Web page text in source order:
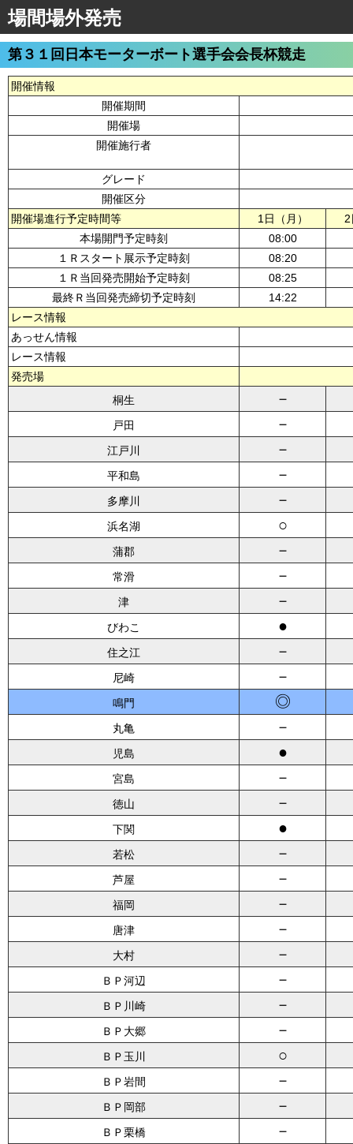
場間場外発売
第３１回日本モーターボート選手会会長杯競走
開催情報
開催期間
開催場
開催施行者
グレード
開催区分
開催場進行予定時間等
1日（月）
本場開門予定時刻
08:00
１Ｒスタート展示予定時刻
08:20
１Ｒ当回発売開始予定時刻
08:25
最終Ｒ当回発売締切予定時刻
14:22
レース情報
あっせん情報
レース情報
発売場
桐生
－
戸田 －
江戸川 －
平和島 －
多摩川 －
浜名湖 ○
蒲郡 －
常滑 －
津 －
びわこ ●
住之江 －
尼崎 －
鳴門 ◎
丸亀 －
児島 ●
宮島 －
徳山 －
下関 ●
若松 －
芦屋 －
福岡 －
唐津 －
大村 －
ＢＰ河辺 －
ＢＰ川崎 －
ＢＰ大郷 －
ＢＰ玉川 ○
ＢＰ岩間 －
ＢＰ岡部 －
ＢＰ栗橋 －